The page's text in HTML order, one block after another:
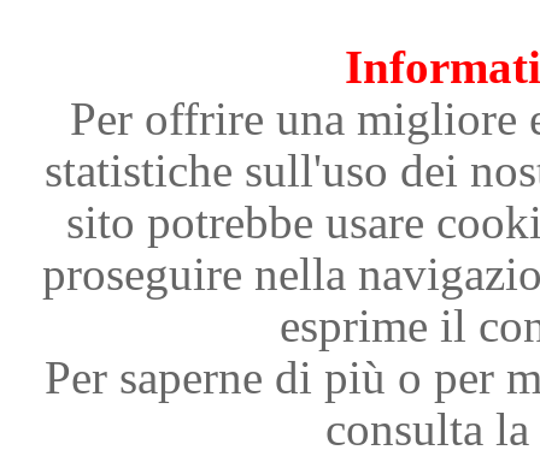
Per offrire una migliore
statistiche sull'uso dei
sito potrebbe usare
proseguire nella
esprime il
Per saperne di più o per
consulta